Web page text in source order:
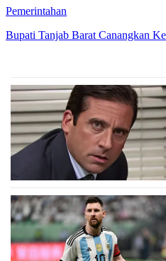
Pemerintahan
Bupati Tanjab Barat Canangkan